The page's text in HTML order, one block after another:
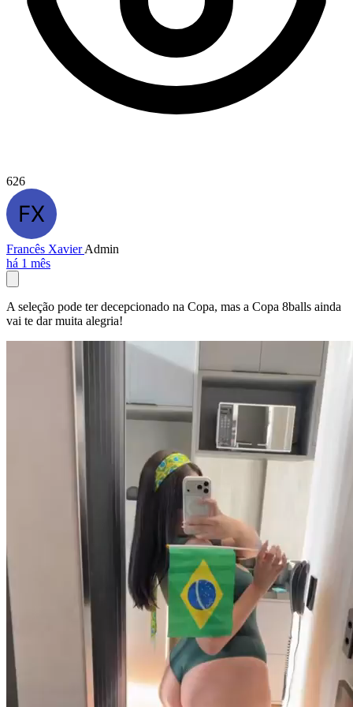
626
Francês XavierAdmin
há 1 mês
A seleção pode ter decepcionado na Copa, mas a Copa 8balls ainda
vai te dar muita alegria!